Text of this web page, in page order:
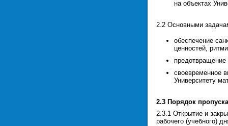
на объектах
2.2 Основными
обеспечение
ценностей,
предотвращение
своевременное
Университету
2.3 Порядок
2.3.1 Открытие и
рабочего (учебного)